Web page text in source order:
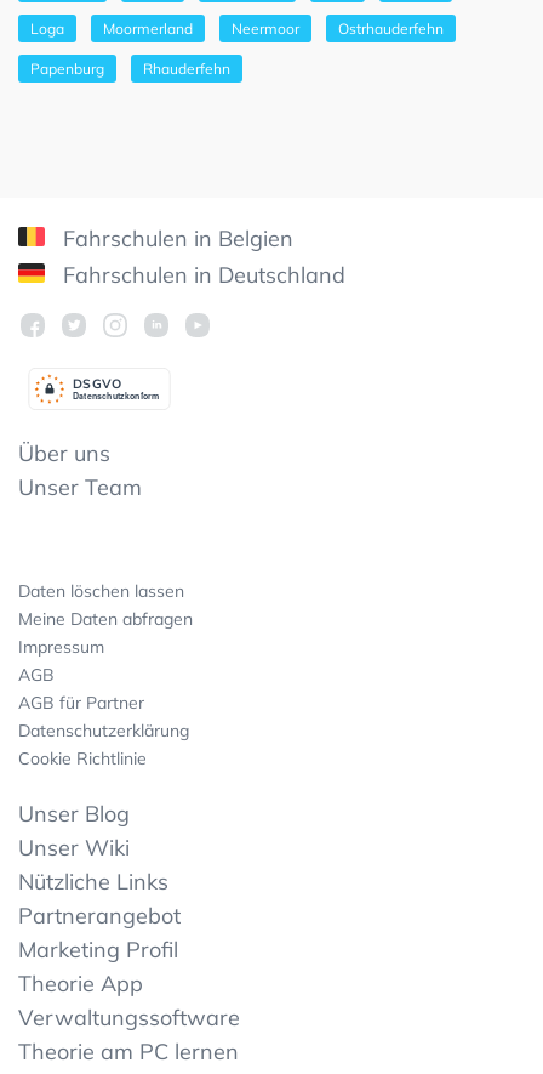
Loga Moormerland Neermoor Ostrhauderfehn
Papenburg Rhauderfehn
Fahrschulen in Belgien
Fahrschulen in Deutschland
Datenschutzkonform
DSGVO
Über uns
Unser Team
Daten löschen lassen
Meine Daten abfragen
Impressum
AGB
AGB für Partner
Datenschutzerklärung
Cookie Richtlinie
Unser Blog
Unser Wiki
Nützliche Links
Partnerangebot
Marketing Profil
Theorie App
Verwaltungssoftware
Theorie am PC lernen